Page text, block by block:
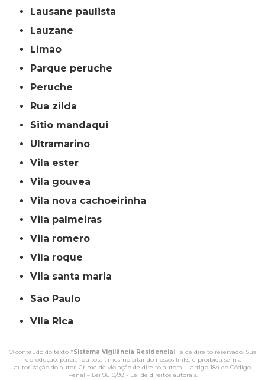
lausane paulista
lauzane
limão
parque peruche
peruche
rua zilda
sitio mandaqui
ultramarino
vila ester
vila gouvea
vila nova cachoeirinha
vila palmeiras
vila romero
vila roque
vila santa maria
São Paulo
Vila Rica
O conteúdo do texto "Sistema Vigilância Residencial " é de direito reservado. Sua
reprodução, parcial ou total, mesmo citando nossos links, é proibida sem a
autorização do autor. Crime de violação de direito autoral – artigo 184 do Código
Penal – Lei 9610/98 - Lei de direitos autorais.